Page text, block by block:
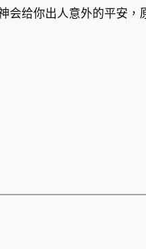
会给你出人意外的平安